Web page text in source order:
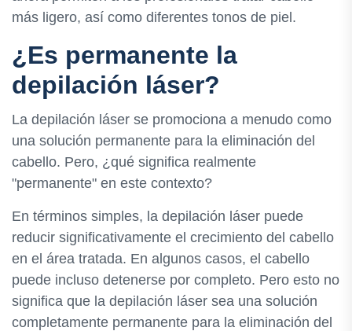
más ligero, así como diferentes tonos de piel.
¿Es permanente la
depilación láser?
La depilación láser se promociona a menudo como
una solución permanente para la eliminación del
cabello. Pero, ¿qué significa realmente
"permanente" en este contexto?
En términos simples, la depilación láser puede
reducir significativamente el crecimiento del cabello
en el área tratada. En algunos casos, el cabello
puede incluso detenerse por completo. Pero esto no
significa que la depilación láser sea una solución
completamente permanente para la eliminación del